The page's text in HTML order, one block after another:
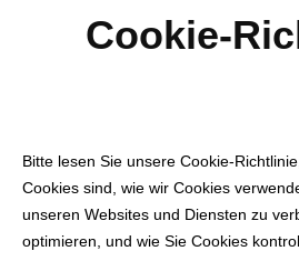
Cookie-
Bitte lesen Sie unsere Cookie-
Cookies sind, wie wir Cookies
unseren Websites und Diensten zu
optimieren, und wie Sie Cookies